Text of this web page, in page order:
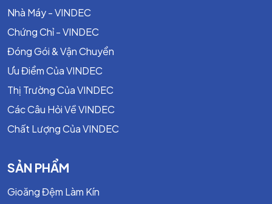
Nhà Máy - VINDEC
Chứng Chỉ - VINDEC
Đóng Gói & Vận Chuyển
Ưu Điểm Của VINDEC
Thị Trường Của VINDEC
Các Câu Hỏi Về VINDEC
Chất Lượng Của VINDEC
SẢN PHẨM
Gioăng Đệm Làm Kín